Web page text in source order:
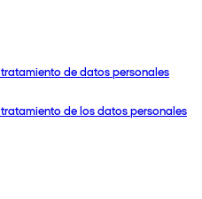
de datos personales
de los datos personales